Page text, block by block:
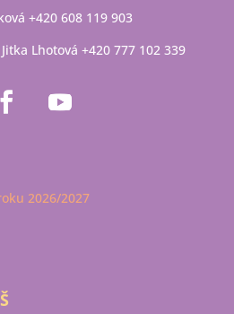
+420 608 119 903
Jitka Lhotová +420 777 102 339
2026/2027